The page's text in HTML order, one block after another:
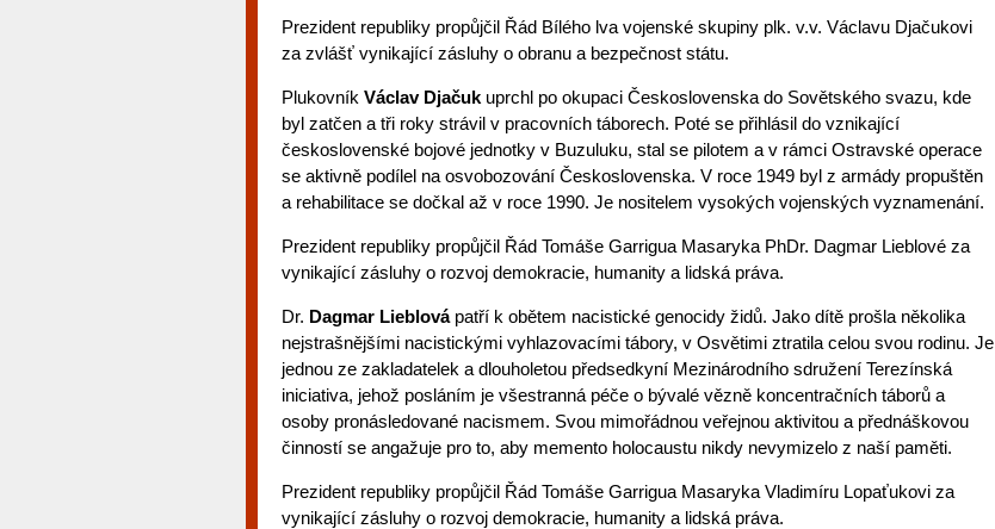
Prezident republiky propůjčil Řád Bílého lva vojenské skupiny plk. v.v. Václavu Djačukovi
za zvlášť vynikající zásluhy o obranu a bezpečnost státu.
Plukovník Václav Djačuk uprchl po okupaci Československa do Sovětského svazu, kde
byl zatčen a tři roky strávil v pracovních táborech. Poté se přihlásil do vznikající
československé bojové jednotky v Buzuluku, stal se pilotem a v rámci Ostravské operace
se aktivně podílel na osvobozování Československa. V roce 1949 byl z armády propuštěn
a rehabilitace se dočkal až v roce 1990. Je nositelem vysokých vojenských vyznamenání.
Prezident republiky propůjčil Řád Tomáše Garrigua Masaryka PhDr. Dagmar Lieblové za
vynikající zásluhy o rozvoj demokracie, humanity a lidská práva.
Dr. Dagmar Lieblovápatří k obětem nacistické genocidy židů. Jako dítě prošla několika
nejstrašnějšími nacistickými vyhlazovacími tábory, v Osvětimi ztratila celou svou rodinu. Je
jednou ze zakladatelek a dlouholetou předsedkyní Mezinárodního sdružení Terezínská
iniciativa, jehož posláním je všestranná péče o bývalé vězně koncentračních táborů a
osoby pronásledované nacismem. Svou mimořádnou veřejnou aktivitou a přednáškovou
činností se angažuje pro to, aby memento holocaustu nikdy nevymizelo z naší paměti.
Prezident republiky propůjčil Řád Tomáše Garrigua Masaryka Vladimíru Lopaťukovi za
vynikající zásluhy o rozvoj demokracie, humanity a lidská práva.